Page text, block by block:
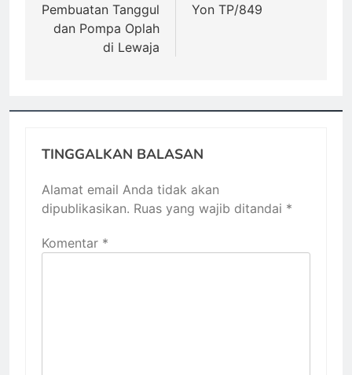
Pembuatan Tanggul
dan Pompa Oplah
di Lewaja
Yon TP/849
TINGGALKAN BALASAN
Alamat email Anda tidak akan
dipublikasikan. Ruas yang wajib ditandai *
Komentar *